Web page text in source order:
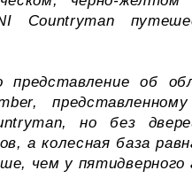
Countryman
об
но без
а колесная база
чем у пятидверного